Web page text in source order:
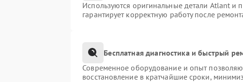
Используются оригинальные детали Atlant
гарантирует корректную работу после
Бесплатная диагностика и быстрый
Современное оборудование и опыт
восстановление в кратчайшие сроки,